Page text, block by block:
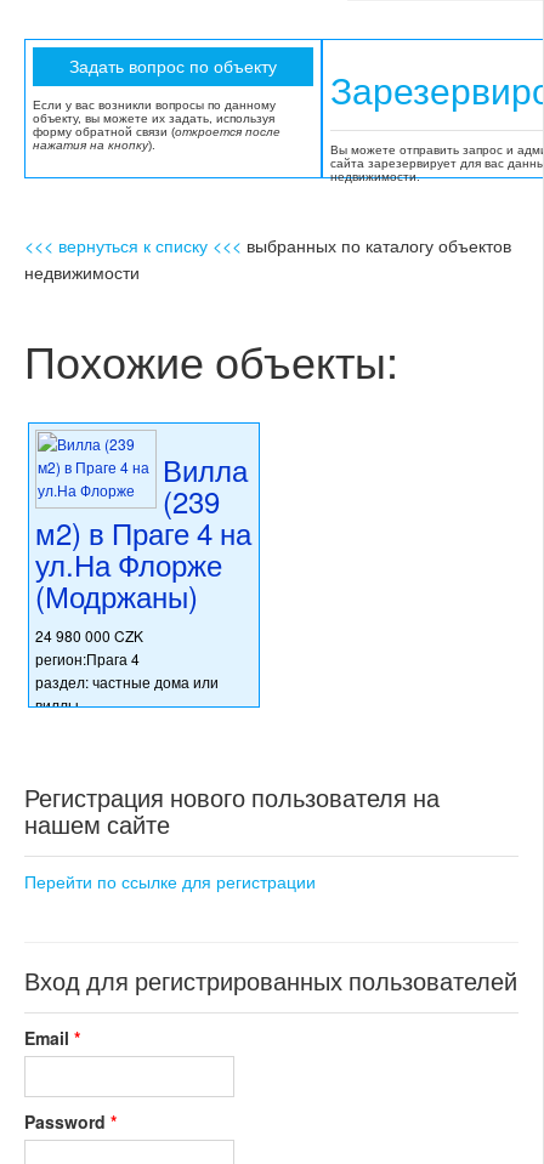
Если у вас возникли вопросы по данному
объекту, вы можете их задать, используя
форму обратной связи (откроется после
нажатия на кнопку).
Вы можете отправить запрос и
сайта зарезервирует для вас
недвижимости.
<<< вернуться к списку <<< выбранных по каталогу объектов
недвижимости
Похожие объекты:
Вилла
(239
м2) в Праге 4 на
ул.На Флорже
(Модржаны)
24 980 000 CZK
регион:Прага 4
раздел: частные дома или
виллы
Регистрация нового пользователя на
нашем сайте
Перейти по ссылке для регистрации
Вход для регистрированных пользователей
Email *
Password *